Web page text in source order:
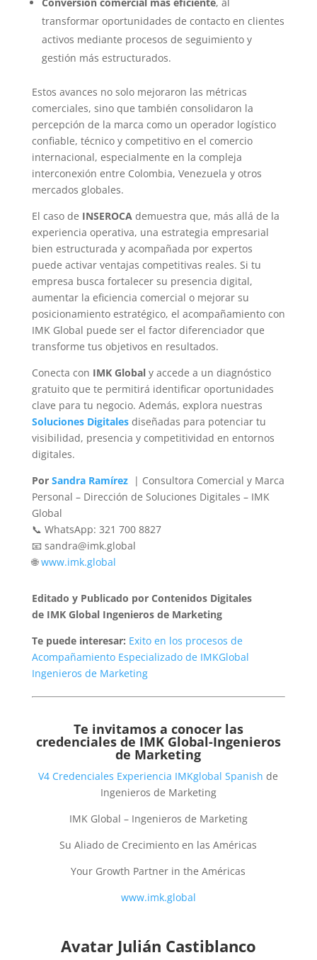
transformar oportunidades de contacto en clientes
activos mediante procesos de seguimiento y
gestión más estructurados.
Estos avances no solo mejoraron las métricas
comerciales, sino que también consolidaron la
percepción de la marca como un operador logístico
confiable, técnico y competitivo en el comercio
internacional, especialmente en la compleja
interconexión entre Colombia, Venezuela y otros
mercados globales.
El caso de INSEROCA demuestra que, más allá de la
experiencia operativa, una estrategia empresarial
bien estructurada y acompañada por expertos
puede activar ventajas competitivas reales. Si tu
empresa busca fortalecer su presencia digital,
aumentar la eficiencia comercial o mejorar su
posicionamiento estratégico, el acompañamiento con
IMK Global puede ser el factor diferenciador que
transforme tus objetivos en resultados.
Conecta con IMK Globaly accede a un diagnóstico
gratuito que te permitirá identificar oportunidades
clave para tu negocio. Además, explora nuestras
Soluciones Digitalesdiseñadas para potenciar tu
visibilidad, presencia y competitividad en entornos
digitales.
Por Sandra Ramírez | Consultora Comercial y Marca
Personal – Dirección de Soluciones Digitales – IMK
Global
📞 WhatsApp: 321 700 8827
📧 sandra@imk.global
🌐www.imk.global
Editado y Publicado por Contenidos Digitales
de IMK Global Ingenieros de Marketing
Te puede interesar: Exito en los procesos de
Acompañamiento Especializado de IMKGlobal
Ingenieros de Marketing
Te invitamos a conocer las
credenciales de IMK Global-Ingenieros
de Marketing
V4 Credenciales Experiencia IMKglobal Spanish de
Ingenieros de Marketing
IMK Global – Ingenieros de Marketing
Su Aliado de Crecimiento en las Américas
Your Growth Partner in the Américas
www.imk.global
Avatar Julián Castiblanco